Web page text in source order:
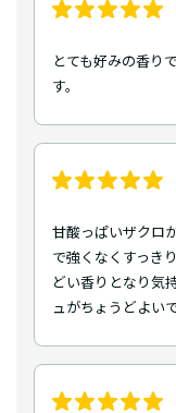
とても好みの香り
す。
甘酸っぱいザクロ
で強くなくすっき
どい香りとなり気
ュがちょうどよいで